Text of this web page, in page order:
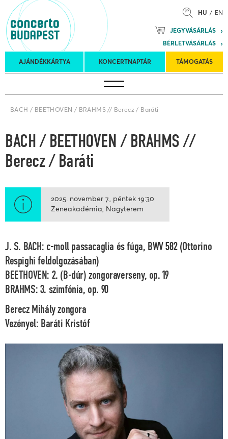
HU EN
JEGYVÁSÁRLÁS
BÉRLETVÁSÁRLÁS
AJÁNDÉKKÁRTYA KONCERTNAPTÁR TÁMOGATÁS
Koncertnaptár
turnék
Kulturális
Program
Felkéréses
koncertek
BACH / BEETHOVEN / BRAHMS // Berecz / Baráti
BACH / BEETHOVEN / BRAHMS //
Berecz / Baráti
2025. november 7. péntek 19:30
Zeneakadémia, Nagyterem
J. S. BACH: c-moll passacaglia és fúga, BWV 582 (Ottorino
Respighi feldolgozásában)
BEETHOVEN: 2. (B-dúr) zongoraverseny, op. 19
BRAHMS: 3. szimfónia, op. 90
Berecz Mihályzongora
Vezényel: Baráti Kristóf